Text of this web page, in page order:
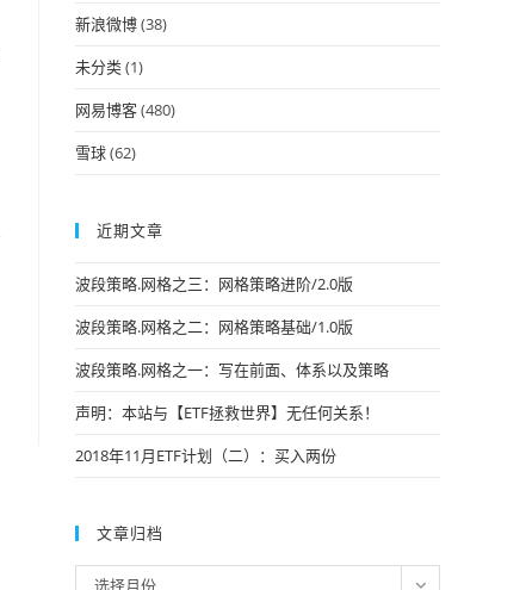
新浪微博(38)
未分类(1)
网易博客(480)
雪球(62)
近期文章
波段策略.网格之三：网格策略进阶/2.0版
波段策略.网格之二：网格策略基础/1.0版
波段策略.网格之一：写在前面、体系以及策略
声明：本站与【ETF拯救世界】无任何关系！
2018年11月ETF计划（二）：买入两份
文章归档
选择月份